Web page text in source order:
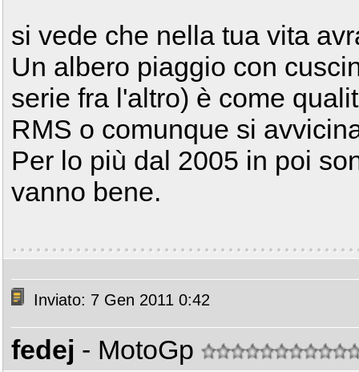
si vede che nella tua vita
Un albero piaggio con
serie fra l'altro) è come
RMS o comunque si
Per lo più dal 2005 in poi
vanno bene.
Inviato: 7 Gen 2011 0:42
fedej - MotoGp